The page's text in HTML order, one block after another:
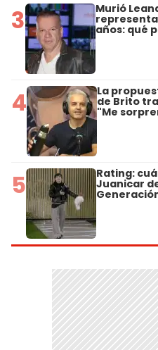
3 Murió
años: qué
4 La
de Brito
"Me
5 Rating:
Juanicar